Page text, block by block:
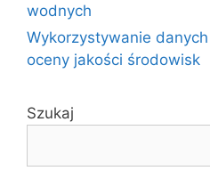
wodnych
Wykorzystywanie
oceny jakości środowisk
Szukaj